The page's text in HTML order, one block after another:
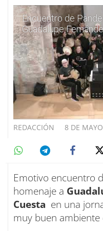
Encuentro de
Guadalupe
8 DE
REDACCIÓN
Emotivo encuentro
homenaje a
Cuesta en una
muy buen ambiente